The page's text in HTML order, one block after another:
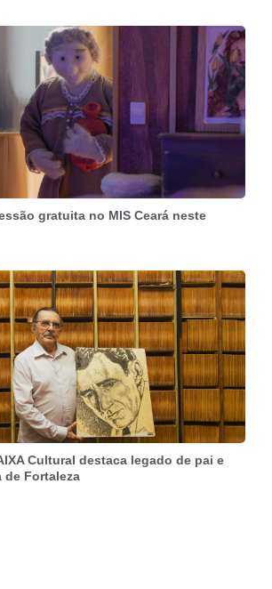
gratuita no MIS Ceará neste
Cultural destaca legado de pai e
de Fortaleza